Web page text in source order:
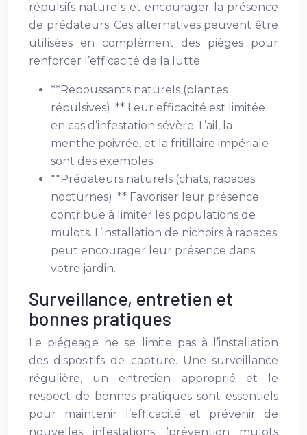
répulsifs naturels et encourager la présence
de prédateurs. Ces alternatives peuvent être
utilisées en complément des pièges pour
renforcer l’efficacité de la lutte.
**Repoussants naturels (plantes
répulsives) :** Leur efficacité est limitée
en cas d’infestation sévère. L’ail, la
menthe poivrée, et la fritillaire impériale
sont des exemples.
**Prédateurs naturels (chats, rapaces
nocturnes) :** Favoriser leur présence
contribue à limiter les populations de
mulots. L’installation de nichoirs à rapaces
peut encourager leur présence dans
votre jardin.
Surveillance, entretien et
bonnes pratiques
Le piégeage ne se limite pas à l’installation
des dispositifs de capture. Une surveillance
régulière, un entretien approprié et le
respect de bonnes pratiques sont essentiels
pour maintenir l’efficacité et prévenir de
nouvelles infestations (prévention mulots